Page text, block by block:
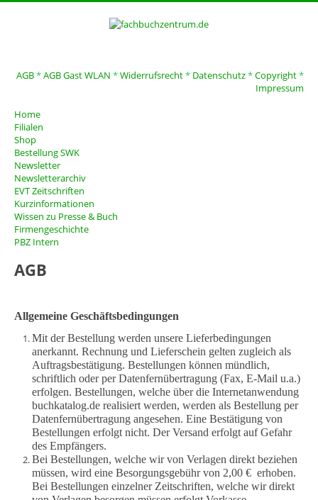
AGB*AGB Gast WLAN *Widerrufsrecht* Datenschutz*Copyright*
Impressum
Home
Filialen
Shop
Bestellung SWK
Newsletter
Newsletterarchiv
EVT Zeitschriften
Kurzinformationen
Wissen zu Presse & Buch
Firmengeschichte
PBZ Intern
AGB
Allgemeine Geschäftsbedingungen
Mit der Bestellung werden unsere Lieferbedingungen
anerkannt. Rechnung und Lieferschein gelten zugleich als
Auftragsbestätigung. Bestellungen können mündlich,
schriftlich oder per Datenfernübertragung (Fax, E-Mail u.a.)
erfolgen. Bestellungen, welche über die Internetanwendung
buchkatalog.de realisiert werden, werden als Bestellung per
Datenfernübertragung angesehen. Eine Bestätigung von
Bestellungen erfolgt nicht. Der Versand erfolgt auf Gefahr
des Empfängers.
Bei Bestellungen, welche wir von Verlagen direkt beziehen
müssen, wird eine Besorgungsgebühr von 2,00 € erhoben.
Bei Bestellungen einzelner Zeitschriften, welche wir direkt